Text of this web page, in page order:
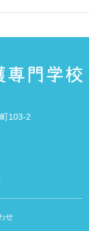
103-2
せ